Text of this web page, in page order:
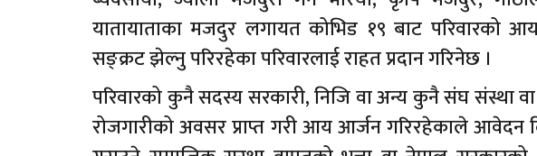
यातायाताका मजदुर लगायत कोभिड १९ बाट परिवारको
सङ्क्रट झेल्नु परिरहेका परिवारलाई राहत प्रदान गरिनेछ ।
परिवारको कुनै सदस्य सरकारी, निजि वा अन्य कुनै संघ संस्था
रोजगारीको अवसर प्राप्त गरी आय आर्जन गरिरहेकाले